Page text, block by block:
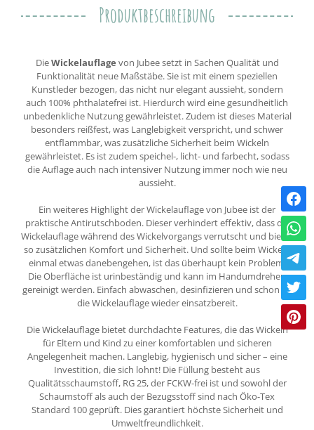
Produktbeschreibung
DieWickelauflage von Jubee setzt in Sachen Qualität und
Funktionalität neue Maßstäbe. Sie ist mit einem speziellen
Kunstleder bezogen, das nicht nur elegant aussieht, sondern
auch 100% phthalatefrei ist. Hierdurch wird eine gesundheitlich
unbedenkliche Nutzung gewährleistet. Zudem ist dieses Material
besonders reißfest, was Langlebigkeit verspricht, und schwer
entflammbar, was zusätzliche Sicherheit beim Wickeln
gewährleistet. Es ist zudem speichel-, licht- und farbecht, sodass
die Auflage auch nach intensiver Nutzung immer noch wie neu
aussieht.
Ein weiteres Highlight der Wickelauflage von Jubee ist der
praktische Antirutschboden. Dieser verhindert effektiv, dass die
Wickelauflage während des Wickelvorgangs verrutscht und bietet
so zusätzlichen Komfort und Sicherheit. Und sollte beim Wickeln
einmal etwas danebengehen, ist das überhaupt kein Problem:
Die Oberfläche ist urinbeständig und kann im Handumdrehen
gereinigt werden. Einfach abwaschen, desinfizieren und schon ist
die Wickelauflage wieder einsatzbereit.
Die Wickelauflage bietet durchdachte Features, die das Wickeln
für Eltern und Kind zu einer komfortablen und sicheren
Angelegenheit machen. Langlebig, hygienisch und sicher – eine
Investition, die sich lohnt! Die Füllung besteht aus
Qualitätsschaumstoff, RG 25, der FCKW-frei ist und sowohl der
Schaumstoff als auch der Bezugsstoff sind nach Öko-Tex
Standard 100 geprüft. Dies garantiert höchste Sicherheit und
Umweltfreundlichkeit.